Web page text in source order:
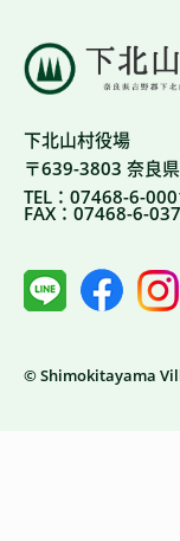
下北山村役場
〒639-3803 奈良
TEL：07468-6-
FAX：07468-6-
© Shimokitayama